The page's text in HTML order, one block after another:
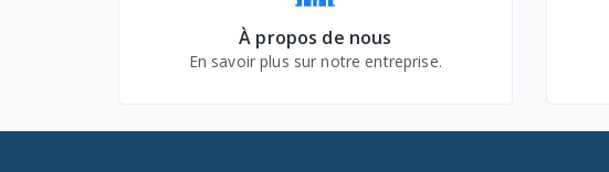
À propos de nous
En savoir plus sur notre entreprise.